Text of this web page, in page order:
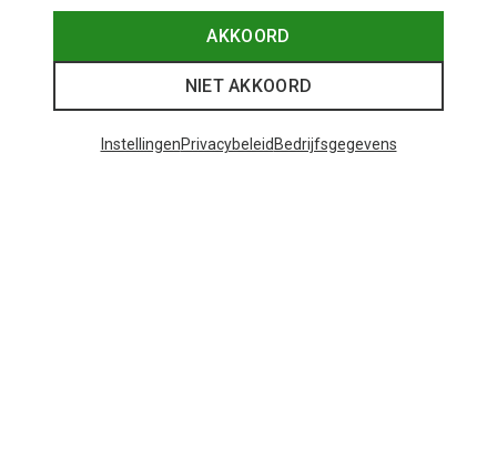
AKKOORD
NIET AKKOORD
InstellingenPrivacybeleid Bedrijfsgegevens